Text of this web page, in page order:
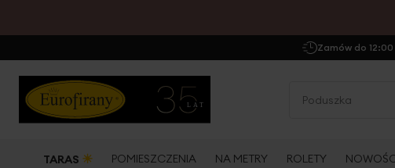
Zamów do 12:00
TARAS ☀ POMIESZCZENIA NA METRY ROLETY